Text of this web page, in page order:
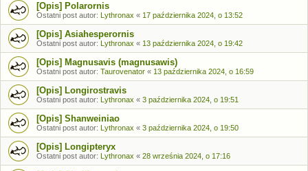
[Opis] Polarornis
Ostatni post autor: Lythronax « 17 października 2024, o 13:52
[Opis] Asiahesperornis
Ostatni post autor: Lythronax « 13 października 2024, o 19:42
[Opis] Magnusavis (magnusawis)
Ostatni post autor: Taurovenator « 13 października 2024, o 16:59
[Opis] Longirostravis
Ostatni post autor: Lythronax « 3 października 2024, o 19:51
[Opis] Shanweiniao
Ostatni post autor: Lythronax « 3 października 2024, o 19:50
[Opis] Longipteryx
Ostatni post autor: Lythronax « 28 września 2024, o 17:16